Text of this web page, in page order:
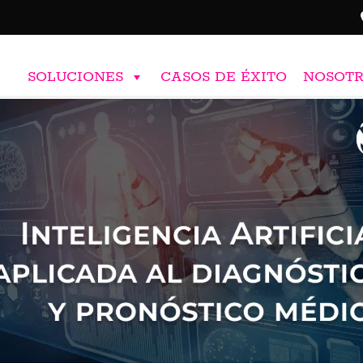
SOLUCIONES CASOS DE ÉXITO